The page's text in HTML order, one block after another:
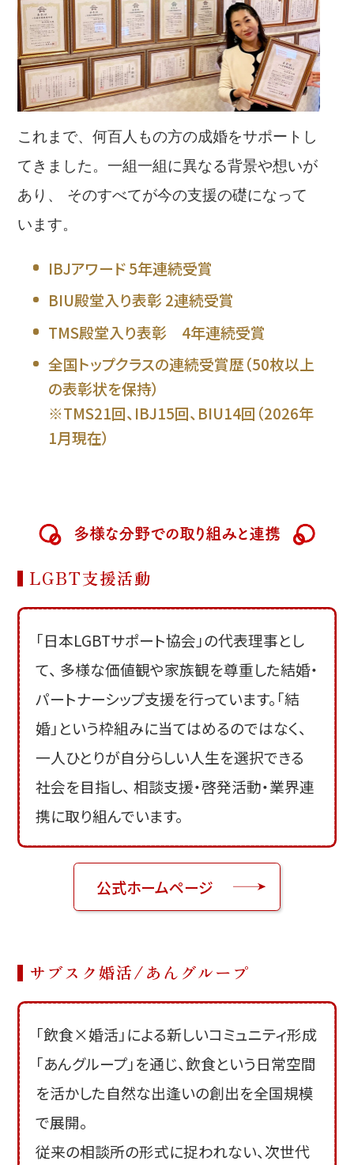
これまで、何百人もの方の成婚をサポートし
てきました。一組一組に異なる背景や想いが
あり、 そのすべてが今の支援の礎になって
います。
IBJアワード 5年連続受賞
BIU殿堂入り表彰 2連続受賞
TMS殿堂入り表彰 4年連続受賞
全国トップクラスの連続受賞歴（50枚以上
の表彰状を保持）
※TMS21回、IBJ15回、BIU14回（2026年
1月現在）
多様な分野での取り組みと連携
LGBT支援活動
「日本LGBTサポート協会」の代表理事とし
て、 多様な価値観や家族観を尊重した結婚・
パートナーシップ支援を行っています。「結
婚」という枠組みに当てはめるのではなく、
一人ひとりが自分らしい人生を選択できる
社会を目指し、 相談支援・啓発活動・業界連
携に取り組んでいます。
公式ホームページ
サブスク婚活/あんグループ
「飲食×婚活」による新しいコミュニティ形成
「あんグループ」を通じ、飲食という日常空間
を活かした自然な出逢いの創出を全国規模
で展開。
従来の相談所の形式に捉われない、次世代